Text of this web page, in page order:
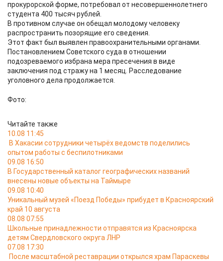
прокурорской форме, потребовал от несовершеннолетнего
студента 400 тысяч рублей.
В противном случае он обещал молодому человеку
распространить позорящие его сведения.
Этот факт был выявлен правоохранительными органами.
Постановлением Советского суда в отношении
подозреваемого избрана мера пресечения в виде
заключения под стражу на 1 месяц. Расследование
уголовного дела продолжается.
Фото:
Читайте также
10.08 11:45
В Хакасии сотрудники четырёх ведомств поделились
опытом работы с беспилотниками
09.08 16:50
В Государственный каталог географических названий
внесены новые объекты на Таймыре
09.08 10:40
Уникальный музей «Поезд Победы» прибудет в Красноярский
край 10 августа
08.08 07:55
Школьные принадлежности отправятся из Красноярска
детям Свердловского округа ЛНР
07.08 17:30
После масштабной реставрации открылся храм Параскевы